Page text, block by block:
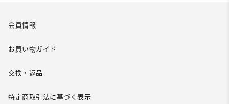
会員情報
お買い物ガイド
交換・返品
特定商取引法に基づく表示